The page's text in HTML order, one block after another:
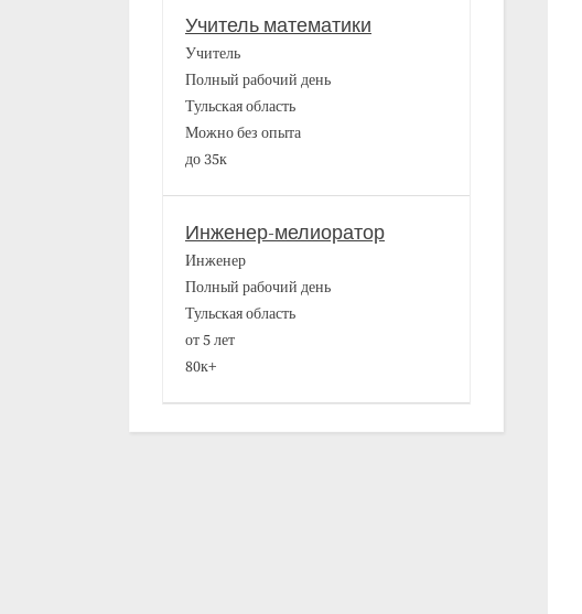
Учитель математики
Учитель
Полный рабочий день
Тульская область
Можно без опыта
до 35к
Инженер-мелиоратор
Инженер
Полный рабочий день
Тульская область
от 5 лет
80к+